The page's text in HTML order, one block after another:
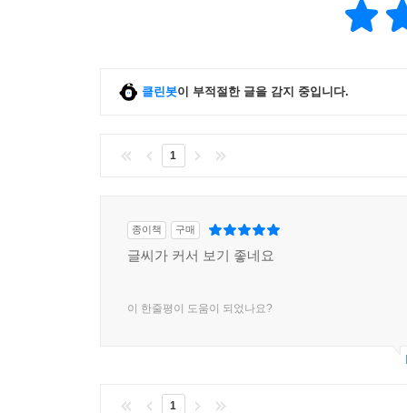
클린봇이 부적절한 글을 감지 중입니다.
1
종이책 구매
글씨가 커서 보기 좋네요
이 한줄평이 도움이 되었나요?
1